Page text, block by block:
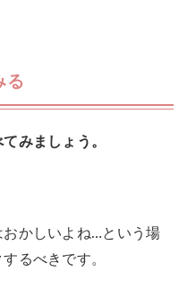
る
みましょう。
かしいよね…という場
るべきです。